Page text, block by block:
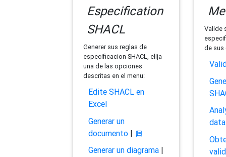
Especification
SHACL
Generer sus reglas de
especificacion SHACL, elija
una de las opciones
descritas en el menu:
Edite SHACL en
Excel
Generar un
documento|
Generar un diagrama|
Valide
de sus